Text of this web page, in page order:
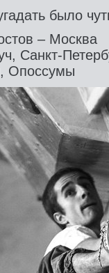
было
– Москва
Санкт-
Опоссумы